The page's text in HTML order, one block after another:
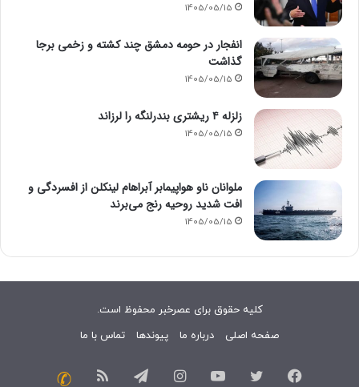
1405/05/15
انفجار در حومه دمشق چند کشته و زخمی برجا
گذاشت
1405/05/15
زلزله ۴ ریشتری بندرلنگه را لرزاند
1405/05/15
ملوانان ناو هواپیمابر آبراهام لینکلن از افسردگی و
افت شدید روحیه رنج می‌برند
1405/05/15
کلیه حقوق برای عصرخبر محفوظ است.
صفحه اصلی
درباره ما پیوندها تماس با ما
فیسبوک توییتر یوتیوب اینستاگرامتلگرام خوراک